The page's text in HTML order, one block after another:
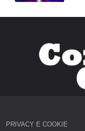
PRIVACY E COOKIE